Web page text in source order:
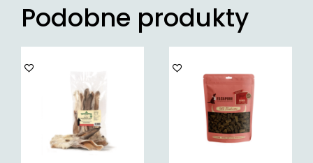
Podobne produkty